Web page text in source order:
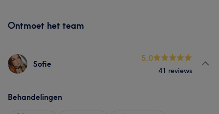
Ontmoet het team
Sofie
5.0
41 reviews
Behandelingen